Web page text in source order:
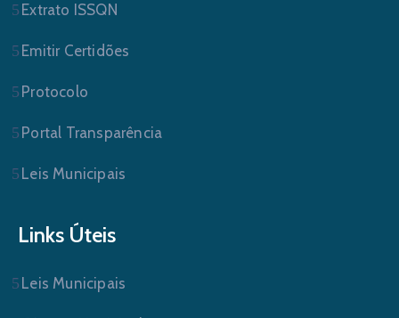
Extrato ISSQN
Emitir Certidões
Protocolo
Portal Transparência
Leis Municipais
Links Úteis
Leis Municipais